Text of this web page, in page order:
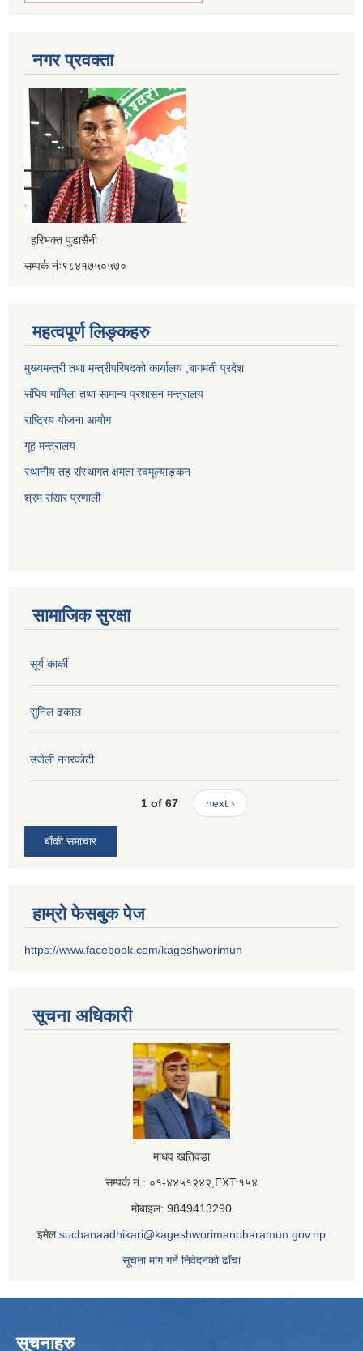
नगर प्रवक्ता
हरिभक्त पुडासैनी
सम्पर्क नंः९८४१७५०५७०
महत्वपूर्ण लिङ्कहरु
मुख्यमन्त्री तथा मन्त्रीपरिषदको कार्यालय ,बागमती प्रदेश
संघिय मामिला तथा सामान्य प्रशासन मन्त्रालय
राष्ट्रिय योजना आयोग
गूह मन्त्रालय
स्थानीय तह संस्थागत क्षमता स्वमूल्याङ्कन
श्रम संसार प्रणाली
सामाजिक सुरक्षा
सूर्य कार्की
सुनिल ढकाल
उजेली नगरकोटी
1 of 67 next ›
बाँकी समाचार
हाम्रो फेसबुक पेज
https://www.facebook.com/kageshworimun
सूचना अधिकारी
माधव खतिवडा
सम्पर्क नं.: ०१-४४५१२४२,EXT:१५४
मोबाइल: 9849413290
इमेल:suchanaadhikari@kageshworimanoharamun.gov.np
सूचना माग गर्ने निवेदनको ढाँचा
सूचनाहरु